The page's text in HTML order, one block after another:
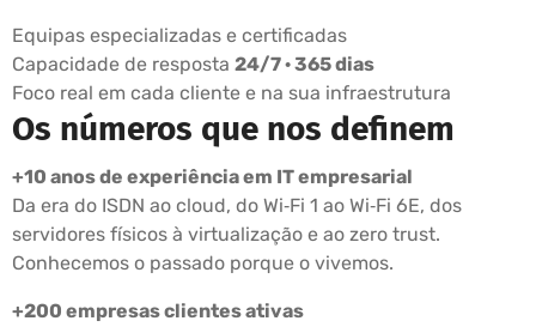
Equipas especializadas e certificadas
Capacidade de resposta 24/7 · 365 dias
Foco real em cada cliente e na sua infraestrutura
Os números que nos definem
+10 anos de experiência em IT empresarial
Da era do ISDN ao cloud, do Wi‑Fi 1 ao Wi‑Fi 6E, dos
servidores físicos à virtualização e ao zero trust.
Conhecemos o passado porque o vivemos.
+200 empresas clientes ativas